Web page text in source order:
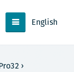
English
›